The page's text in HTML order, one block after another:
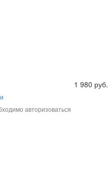
1 980 руб.
авторизоваться